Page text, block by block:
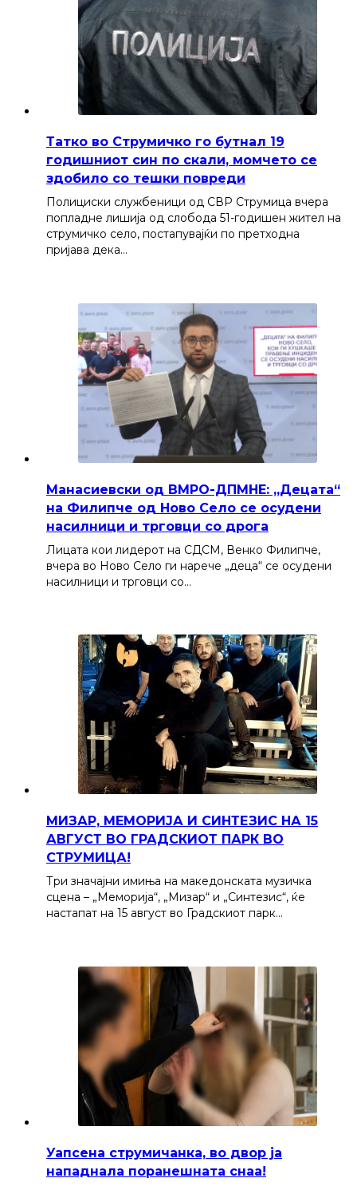
Татко во Струмичко го бутнал 19
годишниот син по скали, момчето се
здобило со тешки повреди
Полициски службеници од СВР Струмица вчера
попладне лишија од слобода 51-годишен жител на
струмичко село, постапувајќи по претходна
пријава дека…
Манасиевски од ВМРО-ДПМНЕ: „Децата“
на Филипче од Ново Село се осудени
насилници и трговци со дрога
Лицата кои лидерот на СДСМ, Венко Филипче,
вчера во Ново Село ги нарече „деца“ се осудени
насилници и трговци со…
МИЗАР, МЕМОРИЈА И СИНТЕЗИС НА 15
АВГУСТ ВО ГРАДСКИОТ ПАРК ВО
СТРУМИЦА!
Три значајни имиња на македонската музичка
сцена – „Меморија“, „Мизар“ и „Синтезис“, ќе
настапат на 15 август во Градскиот парк…
Уапсена струмичанка, во двор ја
нападнала поранешната снаа!